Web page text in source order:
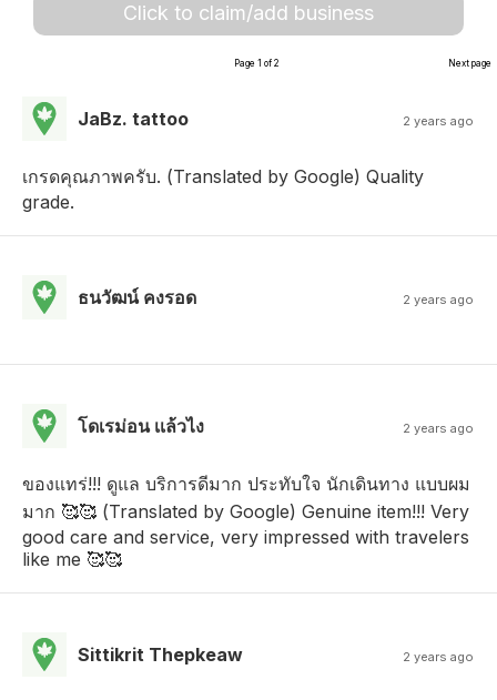
Click to claim/add business
Page 1 of 2 Next page
JaBz. tattoo 2 years ago
เกรดคุณภาพครับ. (Translated by Google) Quality
grade.
ธนวัฒน์ คงรอด 2 years ago
โดเรม่อน เเล้วไง 2 years ago
ของแทร่!!! ดูแล บริการดีมาก ประทับใจ นักเดินทาง แบบผม
มาก 🥰🥰 (Translated by Google) Genuine item!!! Very
good care and service, very impressed with travelers
like me 🥰🥰
Sittikrit Thepkeaw 2 years ago